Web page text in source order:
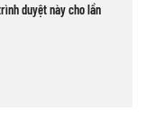
duyệt này cho lần